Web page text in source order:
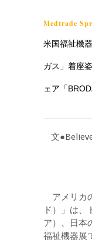
Medtrade
米国福祉機
ガス」着座
ェア「
文
アメリカ
ド）」は、
ア）、日本
福祉機器展